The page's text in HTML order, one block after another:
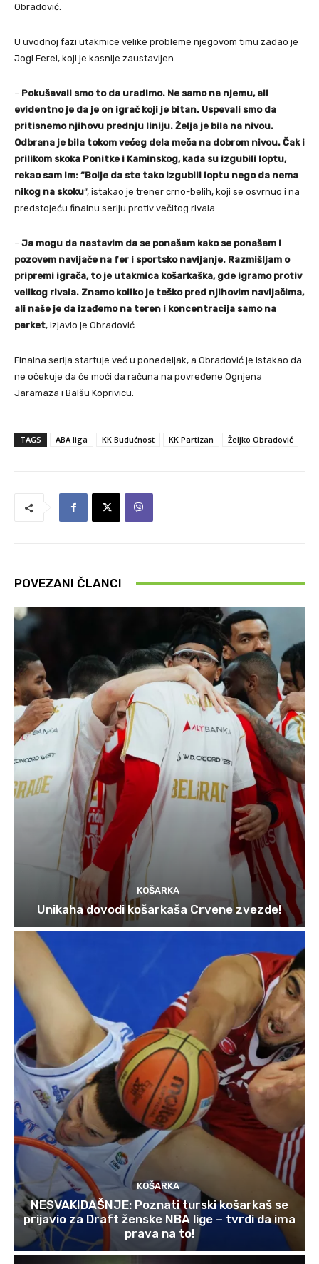
Obradović.
U uvodnoj fazi utakmice velike probleme njegovom timu zadao je
Jogi Ferel, koji je kasnije zaustavljen.
– Pokušavali smo to da uradimo. Ne samo na njemu, ali
evidentno je da je on igrač koji je bitan. Uspevali smo da
pritisnemo njihovu prednju liniju. Želja je bila na nivou.
Odbrana je bila tokom većeg dela meča na dobrom nivou. Čak i
prilikom skoka Ponitke i Kaminskog, kada su izgubili loptu,
rekao sam im: “Bolje da ste tako izgubili loptu nego da nema
nikog na skoku“, istakao je trener crno-belih, koji se osvrnuo i na
predstojeću finalnu seriju protiv večitog rivala.
– Ja mogu da nastavim da se ponašam kako se ponašam i
pozovem navijače na fer i sportsko navijanje. Razmišljam o
pripremi igrača, to je utakmica košarkaška, gde igramo protiv
velikog rivala. Znamo koliko je teško pred njihovim navijačima,
ali naše je da izađemo na teren i koncentracija samo na
parket, izjavio je Obradović.
Finalna serija startuje već u ponedeljak, a Obradović je istakao da
ne očekuje da će moći da računa na povređene Ognjena
Jaramaza i Balšu Koprivicu.
TAGS ABA liga KK Budućnost KK Partizan Željko Obradović
POVEZANI ČLANCI
KOŠARKA
Unikaha dovodi košarkaša Crvene zvezde!
KOŠARKA
NESVAKIDAŠNJE: Poznati turski košarkaš se
prijavio za Draft ženske NBA lige – tvrdi da ima
prava na to!